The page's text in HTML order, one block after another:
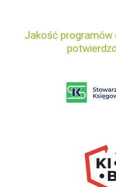
Jakość programów